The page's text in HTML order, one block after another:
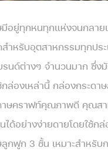
มีอยู่ทุกหนทุกแห่งจนกลา
ำหรับอุตสาหกรรมทุกประ
นด์ต่างๆ จำนวนมาก ซึ่ง
ล่องเหล่านี้ กล่องกระดา
าษคราฟท์คุณภาพดี คุณส
ด้อย่างง่ายดายโดยใช้ก
กฟูก 3 ชั้น เหมาะสำหรับ